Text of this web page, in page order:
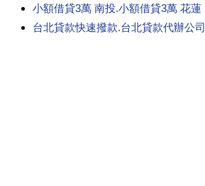
小額借貸3萬 南投.小額借貸3萬 花蓮
台北貸款快速撥款.台北貸款代辦公司